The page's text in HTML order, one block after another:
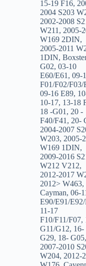
15-19 F16,
2004 S203
2002-2008
W211, 2005-
W169 2DIN,
2005-2011
1DIN, Boxster
G02, 03-10
E60/E61, 09-
F01/F02/F03/
09-16 E89,
10-17, 13-18
18 -G01, 20 -
F40/F41, 20-
2004-2007
W203, 2005-
W169 1DIN,
2009-2016
W212 V212,
2012-2017
2012> W463,
Cayman, 06-
E90/E91/
11-17
F10/F11/F07,
G11/G12, 16-
G29, 18- G05,
2007-2010
W204, 2012-